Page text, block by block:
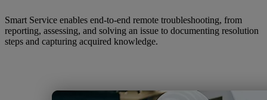
Smart Service enables end-to-end remote troubleshooting, from
reporting, assessing, and solving an issue to documenting resolution
steps and capturing acquired knowledge.